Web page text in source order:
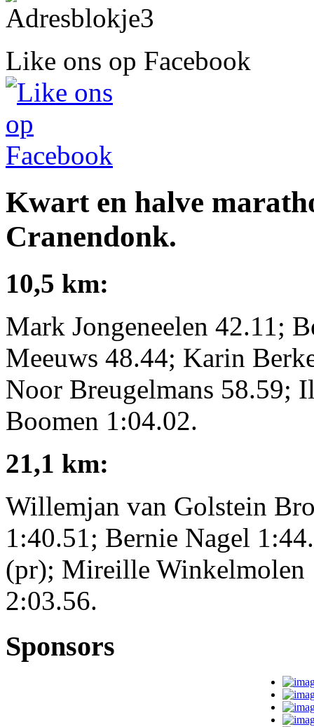
Like ons op Facebook
Kwart en halve
Cranendonk.
10,5 km:
Mark Jongeneelen 42.11;
Meeuws 48.44; Karin
Noor Breugelmans 58.59;
Boomen 1:04.02.
21,1 km:
Willemjan van Golstein
1:40.51; Bernie Nagel
(pr); Mireille Winkelmolen
2:03.56.
Sponsors